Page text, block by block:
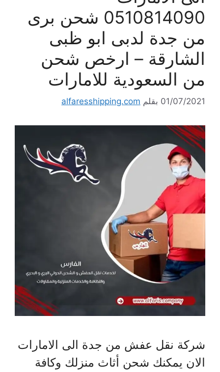
0510814090 شحن برى
من جدة لدبى ابو ظبى
الشارقة – ارخص شحن
من السعودية للامارات
01/07/2021 بقلم alfaresshipping.com
شركة نقل عفش من جدة الى الامارات
الان يمكنك شحن أثاث منزلك وكافة